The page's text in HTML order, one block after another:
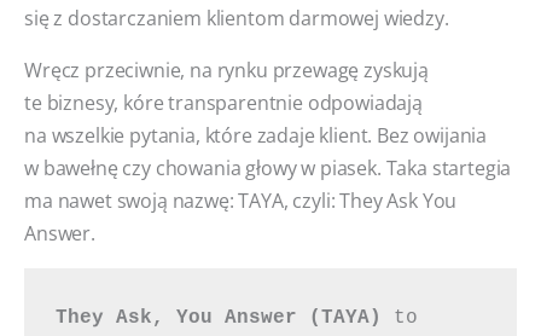
się z dostarczaniem klientom darmowej wiedzy.
Wręcz przeciwnie, na rynku przewagę zyskują
te biznesy, kóre transparentnie odpowiadają
na wszelkie pytania, które zadaje klient. Bez owijania
w bawełnę czy chowania głowy w piasek. Taka startegia
ma nawet swoją nazwę: TAYA, czyli: They Ask You
Answer.
They Ask, You Answer (TAYA)
to